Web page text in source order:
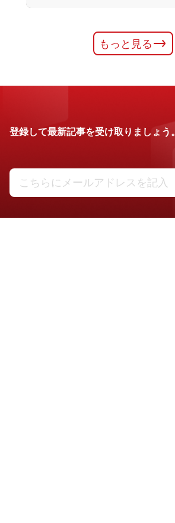
もっと見る
登録して最新記事を受け取りましょう。